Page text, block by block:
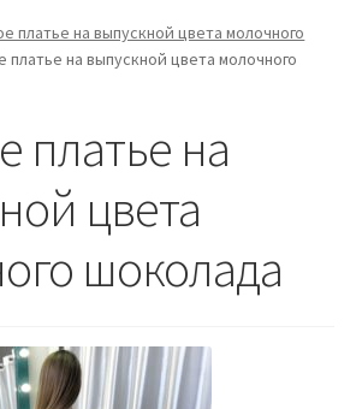
платье на выпускной цвета молочного
на выпускной цвета молочного
платье на
цвета
шоколада